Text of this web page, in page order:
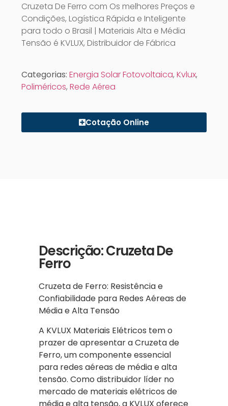
Cruzeta De Ferro com Os melhores Preços e
Condições, Logística Rápida e Inteligente
para todo o Brasil | Materiais Alta e Média
Tensão é KVLUX, Distribuidor de Fábrica
Categorias: Energia Solar Fotovoltaica, Kvlux,
Poliméricos, Rede Aérea
Cotação Online
Descrição: Cruzeta De
Ferro
Cruzeta de Ferro: Resistência e
Confiabilidade para Redes Aéreas de
Média e Alta Tensão
A KVLUX Materiais Elétricos tem o
prazer de apresentar a Cruzeta de
Ferro, um componente essencial
para redes aéreas de média e alta
tensão. Como distribuidor líder no
mercado de materiais elétricos de
média e alta tensão, a KVLUX oferece